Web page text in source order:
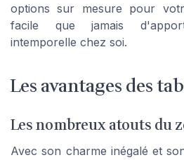
options sur mesure pour
facile que jamais
intemporelle chez soi.
Les avantages des
Les nombreux atouts du
Avec son charme inégalé et